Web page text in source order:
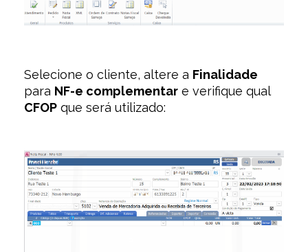
Selecione o cliente, altere a Finalidade
para NF-e complementar e verifique qual
CFOP que será utilizado: